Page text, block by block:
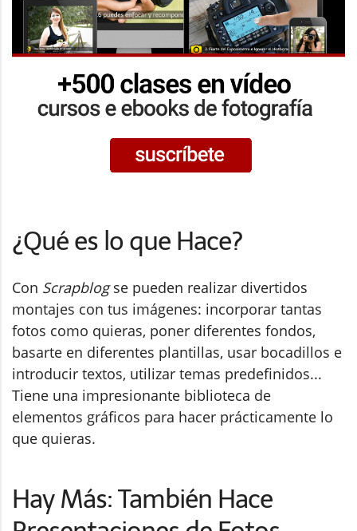
¿Qué es lo que Hace?
Con Scrapblogse pueden realizar divertidos
montajes con tus imágenes: incorporar tantas
fotos como quieras, poner diferentes fondos,
basarte en diferentes plantillas, usar bocadillos e
introducir textos, utilizar temas predefinidos...
Tiene una impresionante biblioteca de
elementos gráficos para hacer prácticamente lo
que quieras.
Hay Más: También Hace